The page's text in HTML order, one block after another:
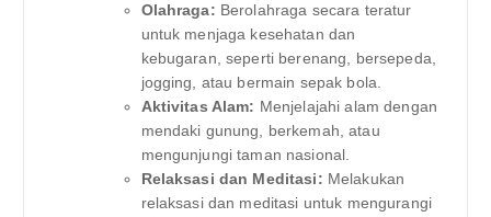
Olahraga: Berolahraga secara teratur
untuk menjaga kesehatan dan
kebugaran, seperti berenang, bersepeda,
jogging, atau bermain sepak bola.
Aktivitas Alam: Menjelajahi alam dengan
mendaki gunung, berkemah, atau
mengunjungi taman nasional.
Relaksasi dan Meditasi: Melakukan
relaksasi dan meditasi untuk mengurangi